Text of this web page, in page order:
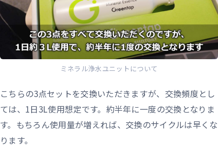
ミネラル浄水ユニットについて
こちらの3点セットを交換いただきますが、交換頻度とし
ては、1日3L使用想定です。約半年に一度の交換となりま
す。もちろん使用量が増えれば、交換のサイクルは早くな
ります。